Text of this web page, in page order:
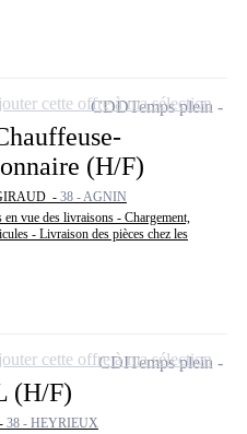
(H/F)
- 38 - AGNIN
en vue des livraisons - Chargement,
- Livraison des pièces chez les
CDDTemps plein
cette offre à ma sélection
(H/F)
38 - HEYRIEUX
CDITemps plein
cette offre à ma sélection